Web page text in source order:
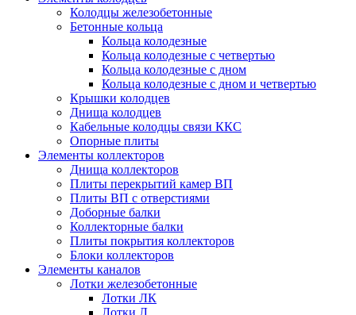
Колодцы железобетонные
Бетонные кольца
Кольца колодезные
Кольца колодезные с четвертью
Кольца колодезные с дном
Кольца колодезные с дном и четвертью
Крышки колодцев
Днища колодцев
Кабельные колодцы связи ККС
Опорные плиты
Элементы коллекторов
Днища коллекторов
Плиты перекрытий камер ВП
Плиты ВП с отверстиями
Доборные балки
Коллекторные балки
Плиты покрытия коллекторов
Блоки коллекторов
Элементы каналов
Лотки железобетонные
Лотки ЛК
Лотки Л